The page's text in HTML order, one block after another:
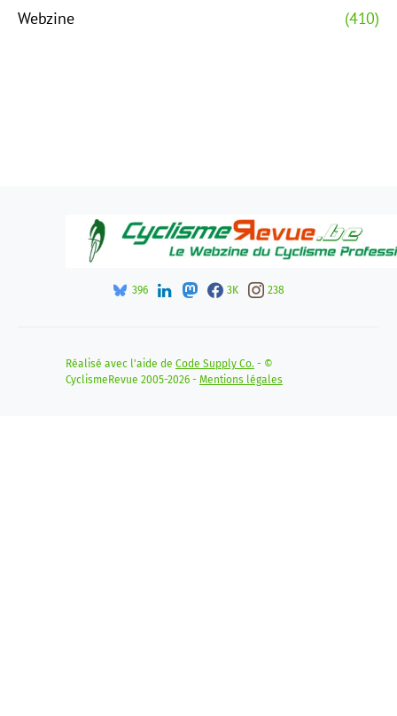
Webzine
(410)
396 3K 238
Réalisé avec l'aide de Code Supply Co. - ©
CyclismeRevue 2005-2026 - Mentions légales